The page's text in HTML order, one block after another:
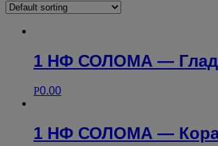
1 НФ СОЛОМА —
Р0.00
1 НФ СОЛОМА — Кора